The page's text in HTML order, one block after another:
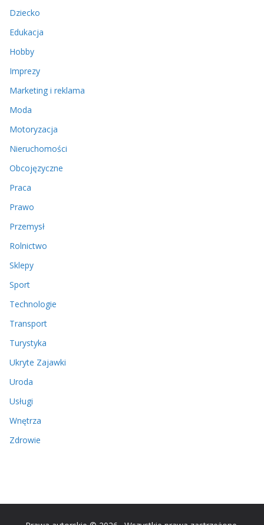
Dziecko
Edukacja
Hobby
Imprezy
Marketing i reklama
Moda
Motoryzacja
Nieruchomości
Obcojęzyczne
Praca
Prawo
Przemysł
Rolnictwo
Sklepy
Sport
Technologie
Transport
Turystyka
Ukryte Zajawki
Uroda
Usługi
Wnętrza
Zdrowie